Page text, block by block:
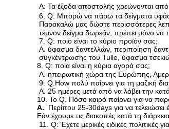
Α: Τα έξοδα αποστολής χρεώνονται από
6. Q: Μπορώ να πάρω τα δείγματα
Παρακαλώ μας δώστε περισσότερες
τέμνον δείγμα δωρεάν, πρέπει μόνο να
7. Q: ποιο είναι το κύριο προϊόν σας;
Α. ύφασμα δαντελλών, περιποίηση
συγκέντρωσης του Tulle, ύφασμα
8. Q: ποια είναι η κύρια αγορά σας;
Α. ηπειρωτική χώρα της Ευρώπης,
9. Q.How πολύ παίρνει για τη μαζική
Α. 25 ημέρες μετά από να λάβει την
10. Το Q. Πόσο καιρό παίρνει για να
Α.
Περίπου 25-30days για να τελειώσει
Εάν έχουμε τις διακοπές κατά τη
11.
Q: Έχετε μερικές ειδικές πολιτικές